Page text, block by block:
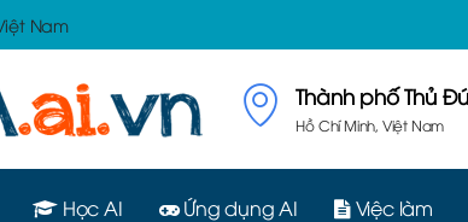
Nam
Thành phố Thủ
Hồ Chí Minh, Việt Nam
Học AI Ứng dụng AI Việc làm